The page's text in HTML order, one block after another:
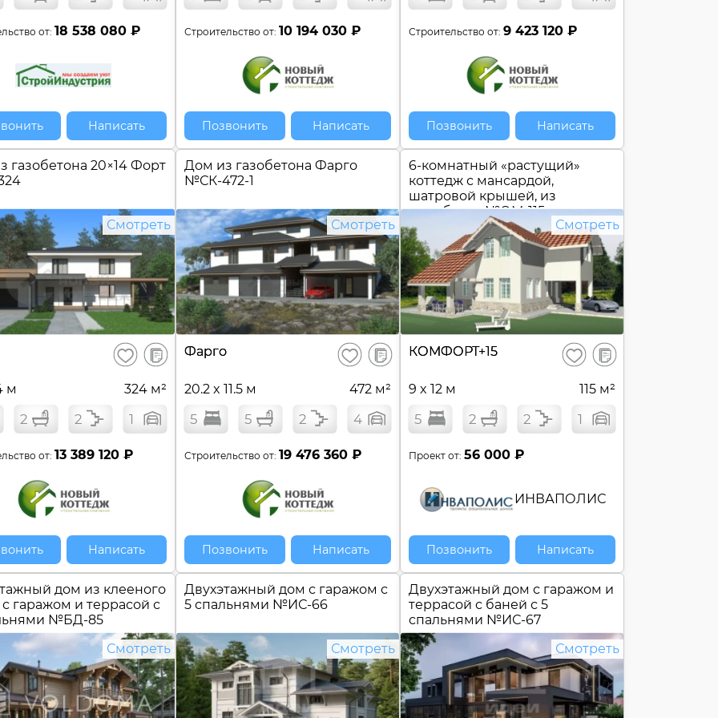
от: 18 538 080 ₽
Написать
Строительство от:10 194 030 ₽
Позвонить Написать
Строительство от:9 423 120 ₽
Позвонить Написать
газобетона 20×14 Форт
Смотреть
Сохранить
В
сравнение
м 324 м²
2 2 1
от: 13 389 120 ₽
Написать
Дом из газобетона Фарго
№СК-472-1
Смотреть
Фарго Сохранить
В
сравнение
20.2 x 11.5 м 472 м²
5 5 2 4
Строительство от:19 476 360 ₽
Позвонить Написать
6-комнатный «растущий»
коттедж с мансардой,
шатровой крышей, из
пеноблока №ОМ-115
Смотреть
КОМФОРТ+15 Сохранить
В
сравнение
9 x 12 м 115 м²
5 2 2 1
Проект от:56 000 ₽
ИНВАПОЛИС
Позвонить Написать
дом из клееного
с гаражом и террасой с
№БД-85
Смотреть
Двухэтажный дом с гаражом с
5 спальнями №ИС-66
Смотреть
Двухэтажный дом с гаражом и
террасой с баней с 5
спальнями №ИС-67
Смотреть